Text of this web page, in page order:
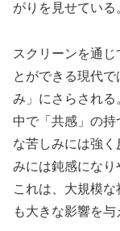
がりを見せている
スクリーンを通
とができる現代
み」にさらされ
中で「共感」の
な苦しみには強
みには鈍感になり
これは、大規模
も大きな影響を与